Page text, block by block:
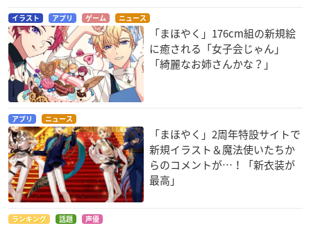
イラスト アプリ ゲーム ニュース
「まほやく」176cm組の新規絵
に癒される「女子会じゃん」
「綺麗なお姉さんかな？」
アプリ ニュース
「まほやく」2周年特設サイトで
新規イラスト＆魔法使いたちか
らのコメントが…！「新衣装が
最高」
ランキング 話題 声優